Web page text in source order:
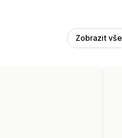
Zobrazit vše